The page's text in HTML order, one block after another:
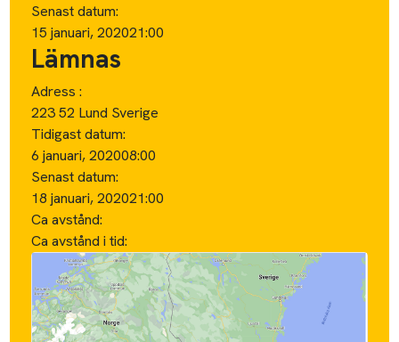
Senast datum:
15 januari, 202021:00
Lämnas
Adress :
223 52 Lund Sverige
Tidigast datum:
6 januari, 202008:00
Senast datum:
18 januari, 202021:00
Ca avstånd:
Ca avstånd i tid: